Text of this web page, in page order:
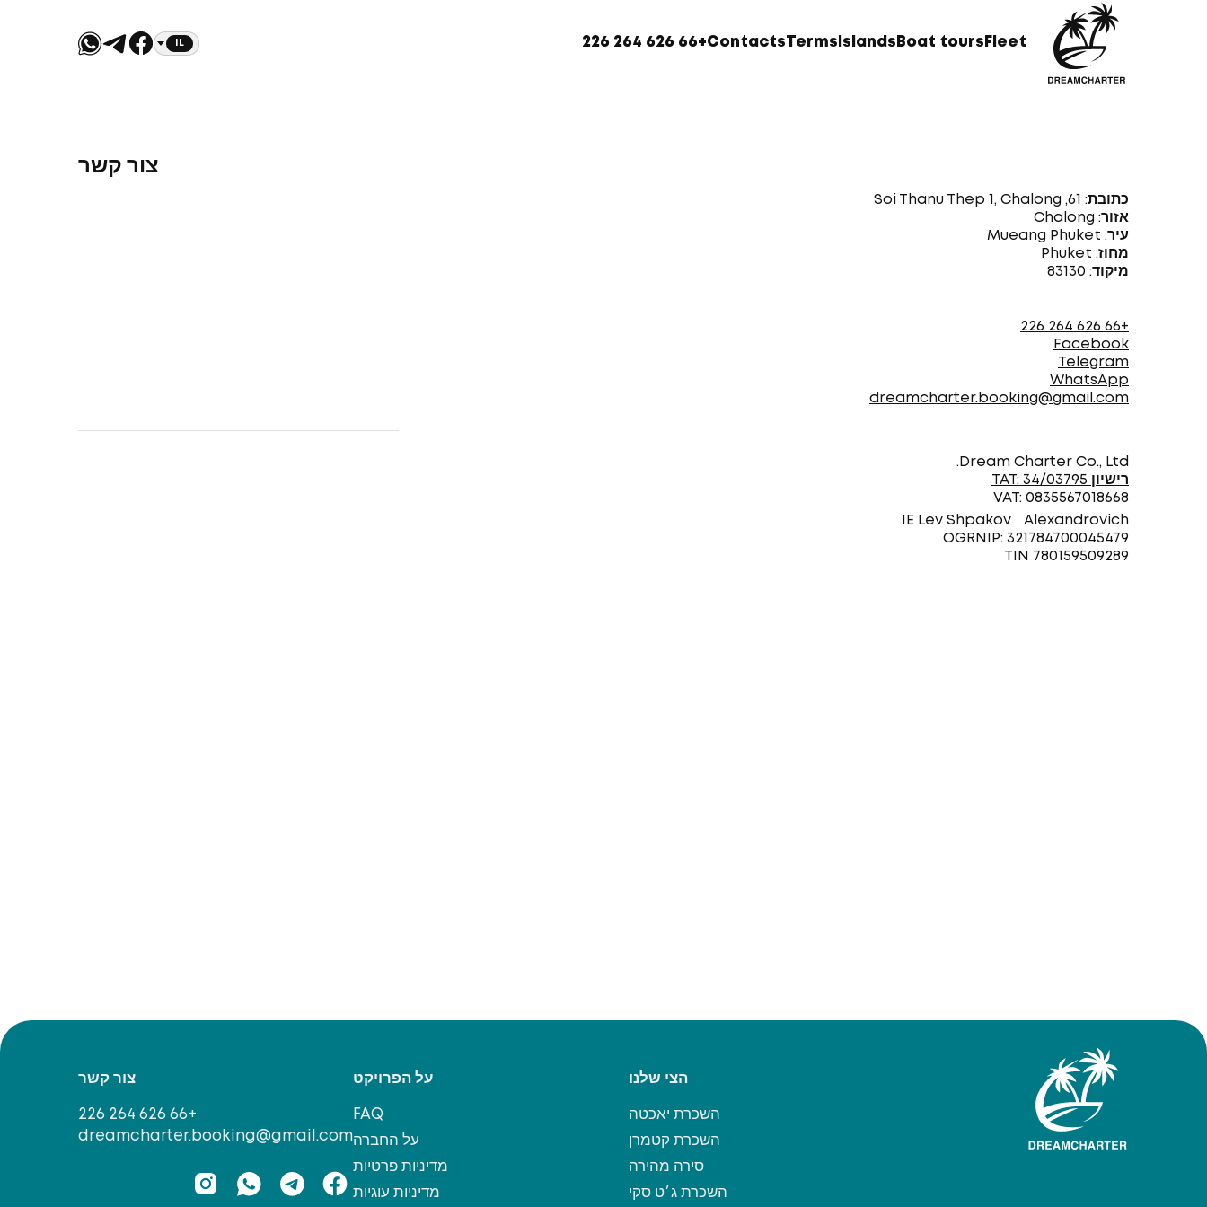
Fleet
Boat tours
Islands
Terms
Contacts
+66 626 264 226
IL
צור קשר
כתובת: 61, Soi Thanu Thep 1, Chalong
אזור: Chalong
עיר: Mueang Phuket
מחוז: Phuket
מיקוד: 83130
+66 626 264 226
Facebook
Telegram
WhatsApp
dreamcharter.booking@gmail.com
Dream Charter Co., Ltd.
רישיון TAT: 34/03795
VAT: 0835567018668
IE Lev Shpakov Alexandrovich
OGRNIP: 321784700045479
TIN 780159509289
הצי שלנו
השכרת יאכטה
השכרת קטמרן
סירה מהירה
השכרת ג׳ט סקי
על הפרויקט
FAQ
על החברה
מדיניות פרטיות
מדיניות עוגיות
צור קשר
+66 626 264 226
dreamcharter.booking@gmail.com